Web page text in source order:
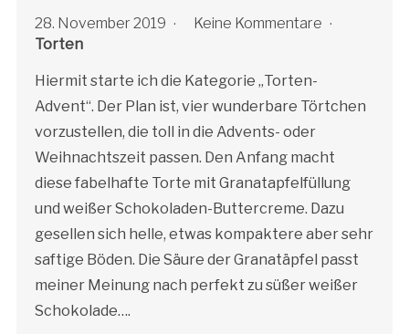
28. November 2019
Keine Kommentare
Torten
Hiermit starte ich die Kategorie „Torten-
Advent“. Der Plan ist, vier wunderbare Törtchen
vorzustellen, die toll in die Advents- oder
Weihnachtszeit passen. Den Anfang macht
diese fabelhafte Torte mit Granatapfelfüllung
und weißer Schokoladen-Buttercreme. Dazu
gesellen sich helle, etwas kompaktere aber sehr
saftige Böden. Die Säure der Granatäpfel passt
meiner Meinung nach perfekt zu süßer weißer
Schokolade….